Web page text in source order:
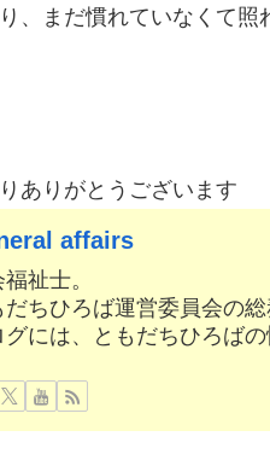
、まだ慣れていなくて
ありがとうございます
affairs
祉士。
だちひろば運営委員会の総
グには、ともだちひろば